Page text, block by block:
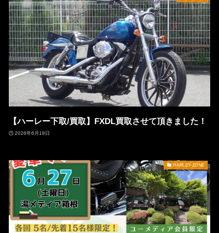
【ハーレー下取/買取】FXDL買取させて頂きました！
2026年6月18日
HARLEY-ZONE